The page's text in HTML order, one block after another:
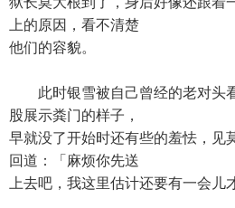
上的原因，看不清楚
他们的容貌。
此时银雪被自己曾经的老对头
股展示粪门的样子，
早就没了开始时还有些的羞怯，见
回道：「麻烦你先送
上去吧，我这里估计还要有一会儿